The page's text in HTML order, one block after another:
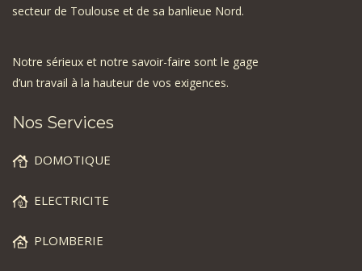
secteur de Toulouse et de sa banlieue Nord.
Notre sérieux et notre savoir-faire sont le gage
d’un travail à la hauteur de vos exigences.
Nos Services
DOMOTIQUE
ELECTRICITE
PLOMBERIE